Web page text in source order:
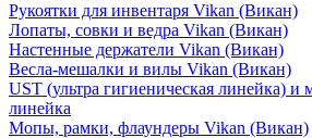
Рукоятки для инвентаря Vikan (Викан)
Лопаты, совки и ведра Vikan (Викан)
Настенные держатели Vikan (Викан)
Весла-мешалки и вилы Vikan (Викан)
UST (ультра гигиеническая линейка) и
линейка
Мопы, рамки, флаундеры Vikan (Викан)